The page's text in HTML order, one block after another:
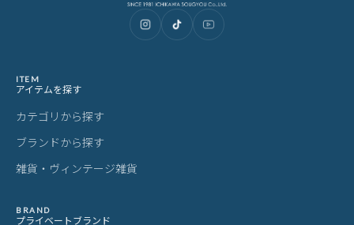
ITEM
アイテムを探す
カテゴリから探す
ブランドから探す
雑貨・ヴィンテージ雑貨
BRAND
プライベートブランド